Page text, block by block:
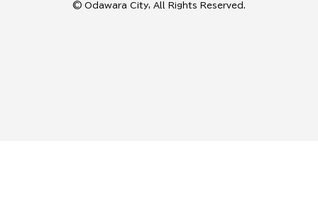
© Odawara City, All Rights Reserved.